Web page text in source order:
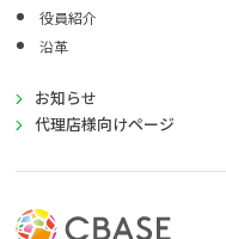
役員紹介
沿革
お知らせ
代理店様向けページ